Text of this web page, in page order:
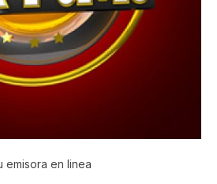
emisora en linea